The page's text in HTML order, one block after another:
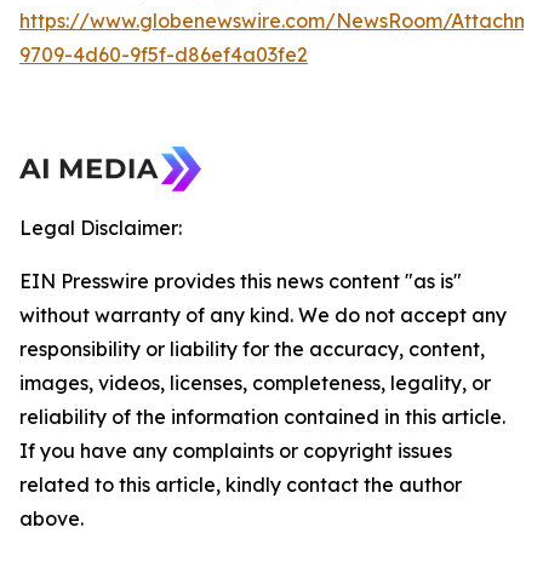
https://www.globenewswire.com/NewsRoom/
9709-4d60-9f5f-d86ef4a03fe2
Legal Disclaimer:
EIN Presswire provides this news content "as is"
without warranty of any kind. We do not accept any
responsibility or liability for the accuracy, content,
images, videos, licenses, completeness, legality, or
reliability of the information contained in this article.
If you have any complaints or copyright issues
related to this article, kindly contact the author
above.